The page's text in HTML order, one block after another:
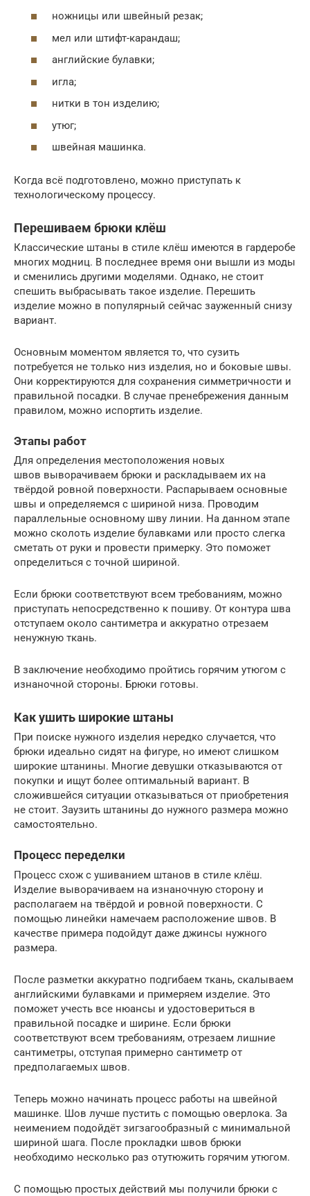
ножницы или швейный резак;
мел или штифт-карандаш;
английские булавки;
игла;
нитки в тон изделию;
утюг;
швейная машинка.
Когда всё подготовлено, можно приступать к
технологическому процессу.
Перешиваем брюки клёш
Классические штаны в стиле клёш имеются в гардеробе
многих модниц. В последнее время они вышли из моды
и сменились другими моделями. Однако, не стоит
спешить выбрасывать такое изделие. Перешить
изделие можно в популярный сейчас зауженный снизу
вариант.
Основным моментом является то, что сузить
потребуется не только низ изделия, но и боковые швы.
Они корректируются для сохранения симметричности и
правильной посадки. В случае пренебрежения данным
правилом, можно испортить изделие.
Этапы работ
Для определения местоположения новых
швов выворачиваем брюки и раскладываем их на
твёрдой ровной поверхности. Распарываем основные
швы и определяемся с шириной низа. Проводим
параллельные основному шву линии. На данном этапе
можно сколоть изделие булавками или просто слегка
сметать от руки и провести примерку. Это поможет
определиться с точной шириной.
Если брюки соответствуют всем требованиям, можно
приступать непосредственно к пошиву. От контура шва
отступаем около сантиметра и аккуратно отрезаем
ненужную ткань.
В заключение необходимо пройтись горячим утюгом с
изнаночной стороны. Брюки готовы.
Как ушить широкие штаны
При поиске нужного изделия нередко случается, что
брюки идеально сидят на фигуре, но имеют слишком
широкие штанины. Многие девушки отказываются от
покупки и ищут более оптимальный вариант. В
сложившейся ситуации отказываться от приобретения
не стоит. Заузить штанины до нужного размера можно
самостоятельно.
Процесс переделки
Процесс схож с ушиванием штанов в стиле клёш.
Изделие выворачиваем на изнаночную сторону и
располагаем на твёрдой и ровной поверхности. С
помощью линейки намечаем расположение швов. В
качестве примера подойдут даже джинсы нужного
размера.
После разметки аккуратно подгибаем ткань, скалываем
английскими булавками и примеряем изделие. Это
поможет учесть все нюансы и удостовериться в
правильной посадке и ширине. Если брюки
соответствуют всем требованиям, отрезаем лишние
сантиметры, отступая примерно сантиметр от
предполагаемых швов.
Теперь можно начинать процесс работы на швейной
машинке. Шов лучше пустить с помощью оверлока. За
неимением подойдёт зигзагообразный с минимальной
шириной шага. После прокладки швов брюки
необходимо несколько раз отутюжить горячим утюгом.
С помощью простых действий мы получили брюки с